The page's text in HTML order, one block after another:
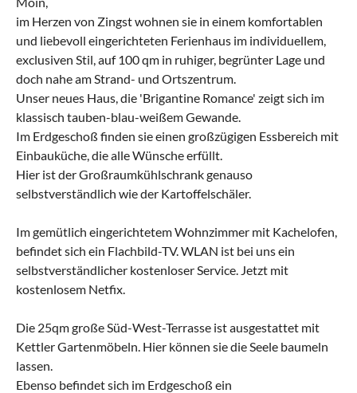
im Herzen von Zingst wohnen sie in einem komfortablen
und liebevoll eingerichteten Ferienhaus im individuellem,
exclusiven Stil, auf 100 qm in ruhiger, begrünter Lage und
doch nahe am Strand- und Ortszentrum.
Unser neues Haus, die 'Brigantine Romance' zeigt sich im
klassisch tauben-blau-weißem Gewande.
Im Erdgeschoß finden sie einen großzügigen Essbereich mit
Einbauküche, die alle Wünsche erfüllt.
Hier ist der Großraumkühlschrank genauso
selbstverständlich wie der Kartoffelschäler.
Im gemütlich eingerichtetem Wohnzimmer mit Kachelofen,
befindet sich ein Flachbild-TV. WLAN ist bei uns ein
selbstverständlicher kostenloser Service. Jetzt mit
kostenlosem Netfix.
Die 25qm große Süd-West-Terrasse ist ausgestattet mit
Kettler Gartenmöbeln. Hier können sie die Seele baumeln
lassen.
Ebenso befindet sich im Erdgeschoß ein